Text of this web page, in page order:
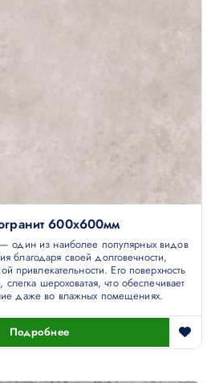
600х600мм
один из наиболее популярных видов
благодаря своей долговечности,
привлекательности. Его поверхность
шероховатая, что обеспечивает
даже во влажных помещениях.
Подробнее